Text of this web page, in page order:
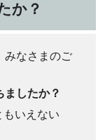
か？
みなさまのご
ましたか？
もいえない